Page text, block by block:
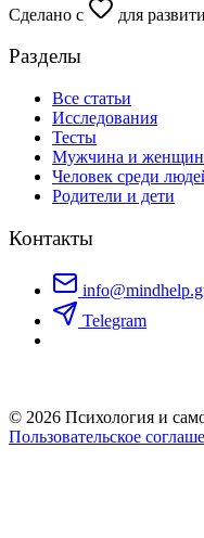
Сделано с для
Разделы
Все статьи
Исследования
Тесты
Мужчина и
Человек среди
Родители и дети
Контакты
Telegram
© 2026 Психология и
Пользовательское